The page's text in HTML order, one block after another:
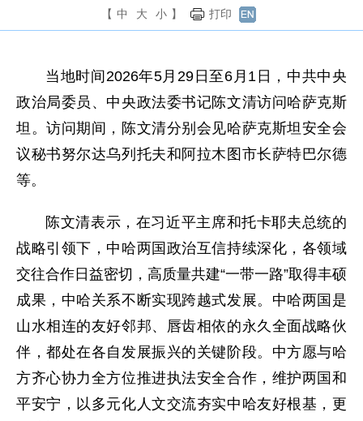
【 中 大 小 】 打印
当地时间2026年5月29日至6月1日，中共中央
政治局委员、中央政法委书记陈文清访问哈萨克斯
坦。访问期间，陈文清分别会见哈萨克斯坦安全会
议秘书努尔达乌列托夫和阿拉木图市长萨特巴尔德
等。
陈文清表示，在习近平主席和托卡耶夫总统的
战略引领下，中哈两国政治互信持续深化，各领域
交往合作日益密切，高质量共建“一带一路”取得丰硕
成果，中哈关系不断实现跨越式发展。中哈两国是
山水相连的友好邻邦、唇齿相依的永久全面战略伙
伴，都处在各自发展振兴的关键阶段。中方愿与哈
方齐心协力全方位推进执法安全合作，维护两国和
平安宁，以多元化人文交流夯实中哈友好根基，更